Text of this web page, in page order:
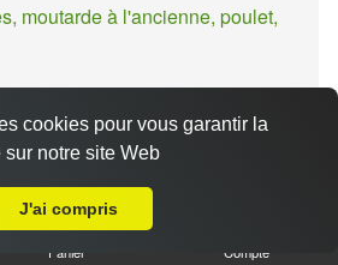
moutarde à l'ancienne, poulet,
Panier Compte
cookies pour vous garantir la
notre site Web
J'ai compris